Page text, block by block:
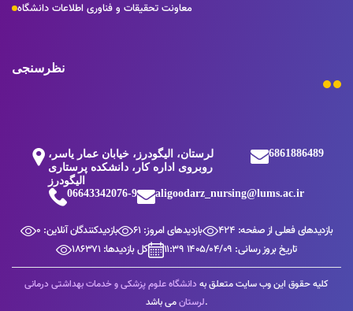
معاونت تحقیقات و فناوری اطلاعات دانشگاه
نظرسنجی
لرستان، الیگودرز، خیابان عمار یاسر،
روبروی اداره کار، دانشکده پرستاری
الیگودرز
6861886489
06643342076-9 aligoodarz_nursing@lums.ac.ir
بازدیدکنندگان آنلاین: 0 بازدیدهای امروز: 61
بازدیدهای فعلی از صفحه: 424
کل بازدیدها: 186371
تاریخ بروز رسانی: 1405/04/09 11:39
کلیه حقوق این وب سایت متعلق به دانشگاه علوم پزشکی و خدمات بهداشتی درمانی
لرستانمی باشد.